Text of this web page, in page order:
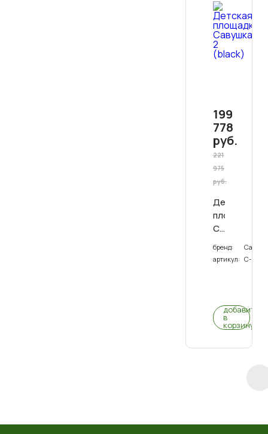
199
778
руб.
221
975
руб.
Детская
площадка
Савушка
2
(black)
бренд:
артикул: С-02(В)
добавить
в
корзину